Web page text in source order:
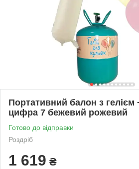
Портативний балон з гелієм
цифра 7 бежевий рожевий
Готово до відправки
Роздріб
1 619 ₴